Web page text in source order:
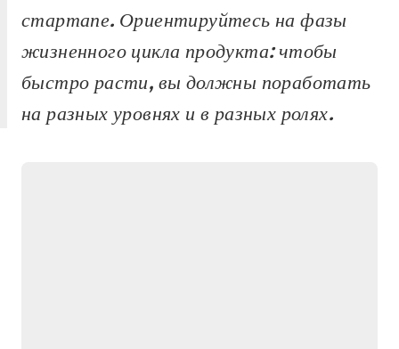
стартапе. Ориентируйтесь на фазы
жизненного цикла продукта: чтобы
быстро расти, вы должны поработать
на разных уровнях и в разных ролях.